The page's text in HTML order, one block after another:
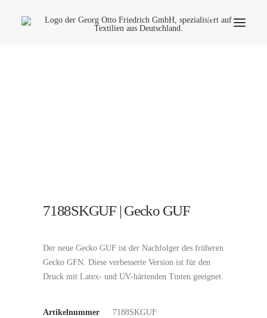
7188SKGUF | Gecko GUF
Der neue Gecko GUF ist der Nachfolger des früheren
Gecko GFN. Diese verbesserte Version ist für den
Druck mit Latex- und UV-härtenden Tinten geeignet.
Artikelnummer
7188SKGUF